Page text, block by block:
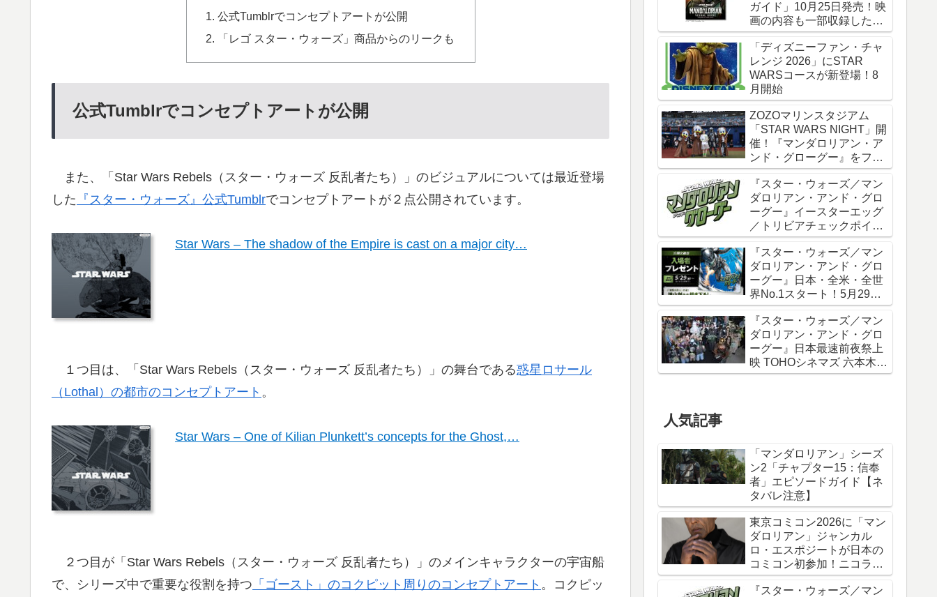
公式Tumblrでコンセプトアートが公開
「レゴ スター・ウォーズ」商品からのリークも
公式Tumblrでコンセプトアートが公開
また、「Star Wars Rebels（スター・ウォーズ 反乱者たち）」のビジュアルについては最近登場
した 『スター・ウォーズ』公式Tumblrでコンセプトアートが２点公開されています。
Star Wars – The shadow of the Empire is cast on a major city…
１つ目は、「Star Wars Rebels（スター・ウォーズ 反乱者たち）」の舞台である惑星ロサール
（Lothal）の都市のコンセプトアート 。
Star Wars – One of Kilian Plunkett’s concepts for the Ghost,…
２つ目が「Star Wars Rebels（スター・ウォーズ 反乱者たち）」のメインキャラクターの宇宙船
で、シリーズ中で重要な役割を持つ 「ゴースト」のコクピット周りのコンセプトアート 。コクピッ
ガイド」10月25日発売！映
画の内容も一部収録した邦
訳版
「ディズニーファン・チャ
レンジ 2026」にSTAR
WARSコースが新登場！8
月開始
ZOZOマリンスタジアム
「STAR WARS NIGHT」開
催！『マンダロリアン・ア
ンド・グローグー』をフィ
ーチャー
『スター・ウォーズ／マン
ダロリアン・アンド・グロ
ーグー』イースターエッグ
／トリビアチェックポイン
ト総まとめ【ネタバレ注
意】
『スター・ウォーズ／マン
ダロリアン・アンド・グロ
ーグー』日本・全米・全世
界No.1スタート！5月29日
から諫山創描き下ろしポス
ター＆IMAXポスターが特典
に
『スター・ウォーズ／マン
ダロリアン・アンド・グロ
ーグー』日本最速前夜祭上
映 TOHOシネマズ 六本木ヒ
ルズ リポート！
人気記事
「マンダロリアン」シーズ
ン2「チャプター15：信奉
者」エピソードガイド【ネ
タバレ注意】
東京コミコン2026に「マン
ダロリアン」ジャンカル
ロ・エスポジートが日本の
コミコン初参加！ニコラ
ス・ケイジと共に来日
『スター・ウォーズ／マン